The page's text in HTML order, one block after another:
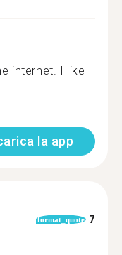
internet. I like
la app
format_quote 7